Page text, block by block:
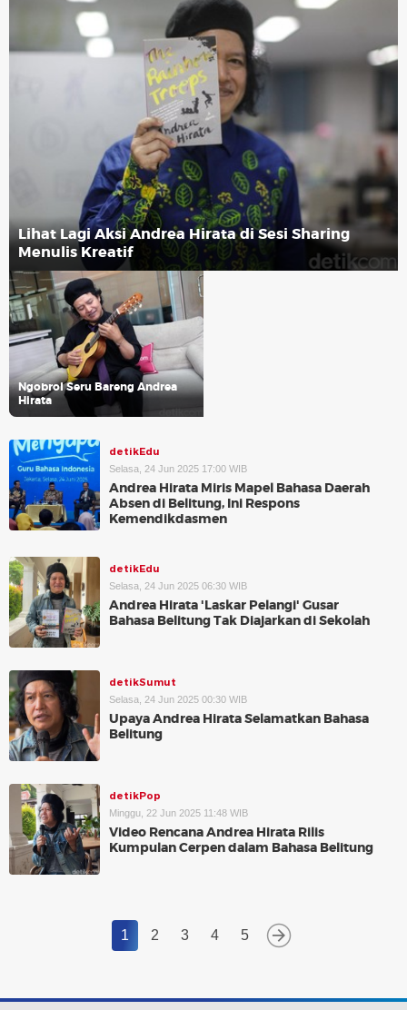
Lihat Lagi Aksi Andrea Hirata di Sesi Sharing
Menulis Kreatif
Ngobrol Seru Bareng Andrea
Hirata
detikEdu
Selasa, 24 Jun 2025 17:00 WIB
Andrea Hirata Miris Mapel Bahasa Daerah
Absen di Belitung, Ini Respons
Kemendikdasmen
detikEdu
Selasa, 24 Jun 2025 06:30 WIB
Andrea Hirata 'Laskar Pelangi' Gusar
Bahasa Belitung Tak Diajarkan di Sekolah
detikSumut
Selasa, 24 Jun 2025 00:30 WIB
Upaya Andrea Hirata Selamatkan Bahasa
Belitung
detikPop
Minggu, 22 Jun 2025 11:48 WIB
Video Rencana Andrea Hirata Rilis
Kumpulan Cerpen dalam Bahasa Belitung
1 2 3 4 5